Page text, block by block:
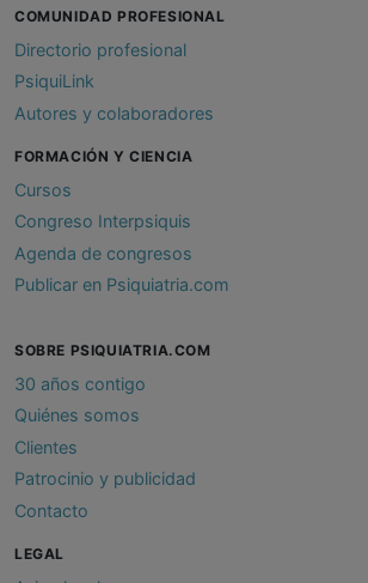
COMUNIDAD PROFESIONAL
Directorio profesional
PsiquiLink
Autores y colaboradores
FORMACIÓN Y CIENCIA
Cursos
Congreso Interpsiquis
Agenda de congresos
Publicar en Psiquiatria.com
SOBRE PSIQUIATRIA.COM
30 años contigo
Quiénes somos
Clientes
Patrocinio y publicidad
Contacto
LEGAL